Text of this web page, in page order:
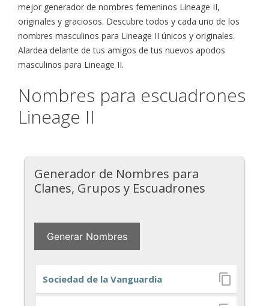
mejor generador de nombres femeninos Lineage II,
originales y graciosos. Descubre todos y cada uno de los
nombres masculinos para Lineage II únicos y originales.
Alardea delante de tus amigos de tus nuevos apodos
masculinos para Lineage II.
Nombres para escuadrones
Lineage II